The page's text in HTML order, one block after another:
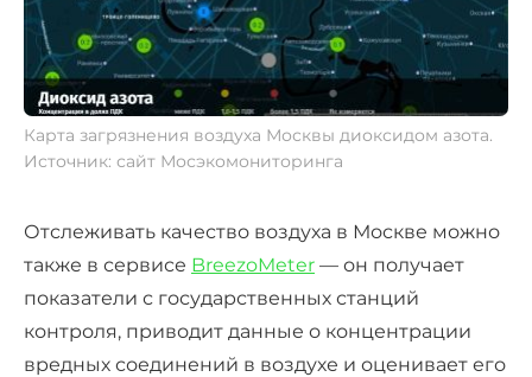
Карта загрязнения воздуха Москвы диоксидом азота.
Источник: сайт Мосэкомониторинга
Отслеживать качество воздуха в Москве можно
также в сервисе BreezoMeter — он получает
показатели с государственных станций
контроля, приводит данные о концентрации
вредных соединений в воздухе и оценивает его